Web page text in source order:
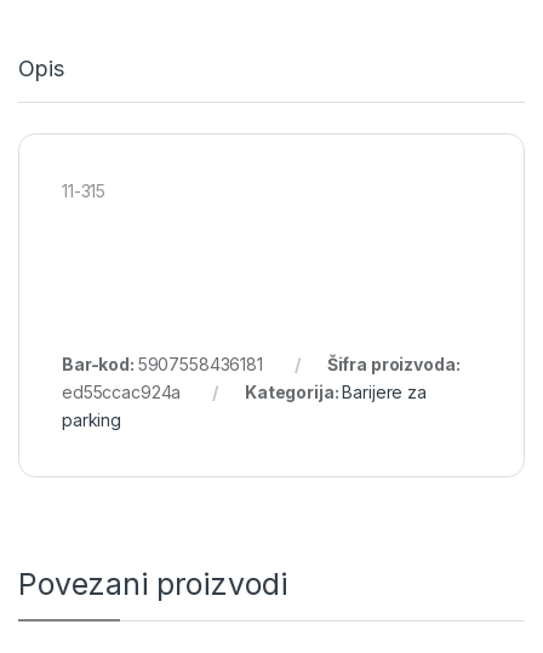
Opis
11-315
Bar-kod: 5907558436181
Šifra proizvoda:
ed55ccac924a
Kategorija:Barijere za
parking
Povezani proizvodi